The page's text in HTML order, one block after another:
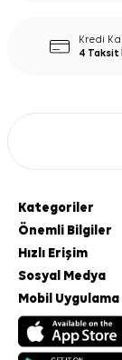
Kredi
4 Taksit
Kategoriler
Önemli Bilgiler
Hızlı Erişim
Sosyal Medya
Mobil Uygulama